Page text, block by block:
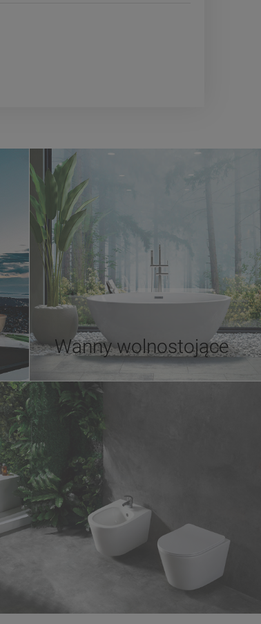
Wanny wolnostojące